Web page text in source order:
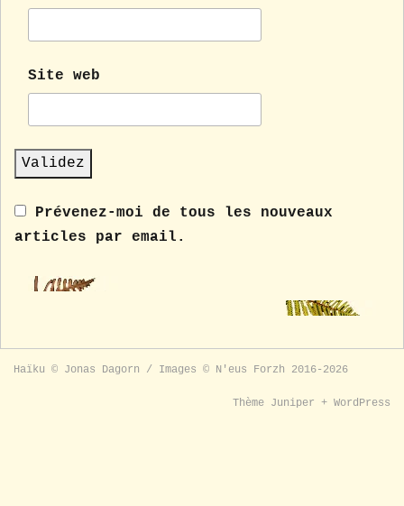
Site web
Prévenez-moi de tous les nouveaux
articles par email.
Haïku © Jonas Dagorn / Images © N'eus Forzh 2016-2026
Thème Juniper + WordPress